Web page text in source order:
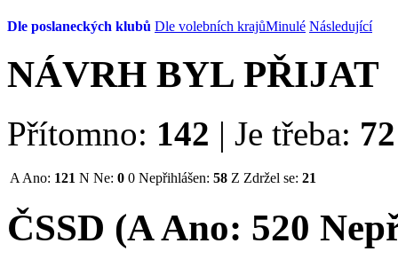
Dle poslaneckých klubů Dle volebních krajůMinulé Následující
NÁVRH BYL PŘIJAT
Přítomno: 142 | Je třeba: 72
A Ano: 121 N Ne: 0 0 Nepřihlášen: 58 Z Zdržel se: 21
ČSSD (AAno: 520